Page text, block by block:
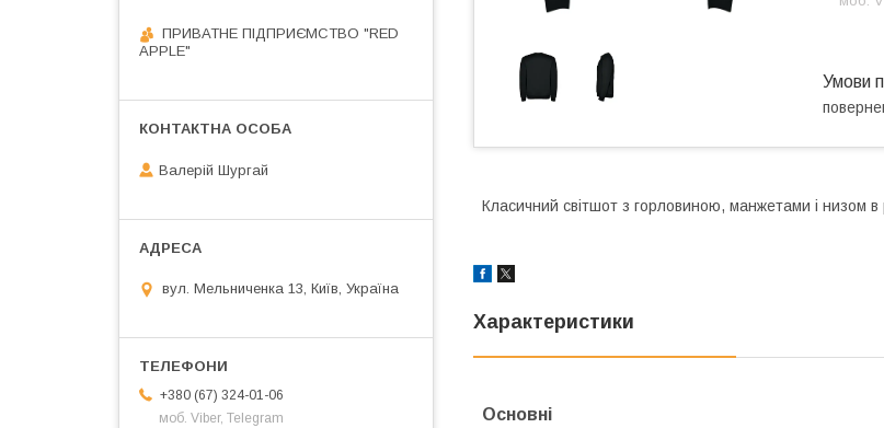
Класичний світшот з горловиною, манжетами і низом
Характеристики
Основні
ПРИВАТНЕ ПІДПРИЄМСТВО "RED
APPLE"
Валерій Шургай
вул. Мельниченка 13, Київ, Україна
+380 (67) 324-01-06
моб. Viber, Telegram